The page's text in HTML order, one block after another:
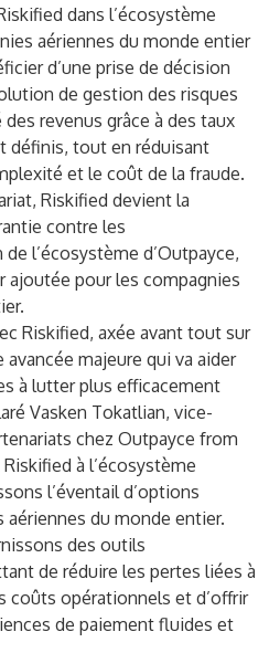
dans l’écosystème
aériennes du monde entier
d’une prise de décision
de gestion des risques
revenus grâce à des taux
définis, tout en réduisant
et le coût de la fraude.
Riskified devient la
contre les
l’écosystème d’Outpayce,
ajoutée pour les compagnies
Riskified, axée avant tout sur
majeure qui va aider
à lutter plus efficacement
Vasken Tokatlian, vice-
chez Outpayce from
à l’écosystème
l’éventail d’options
du monde entier.
des outils
de réduire les pertes liées à
coûts opérationnels et d’offrir
de paiement fluides et